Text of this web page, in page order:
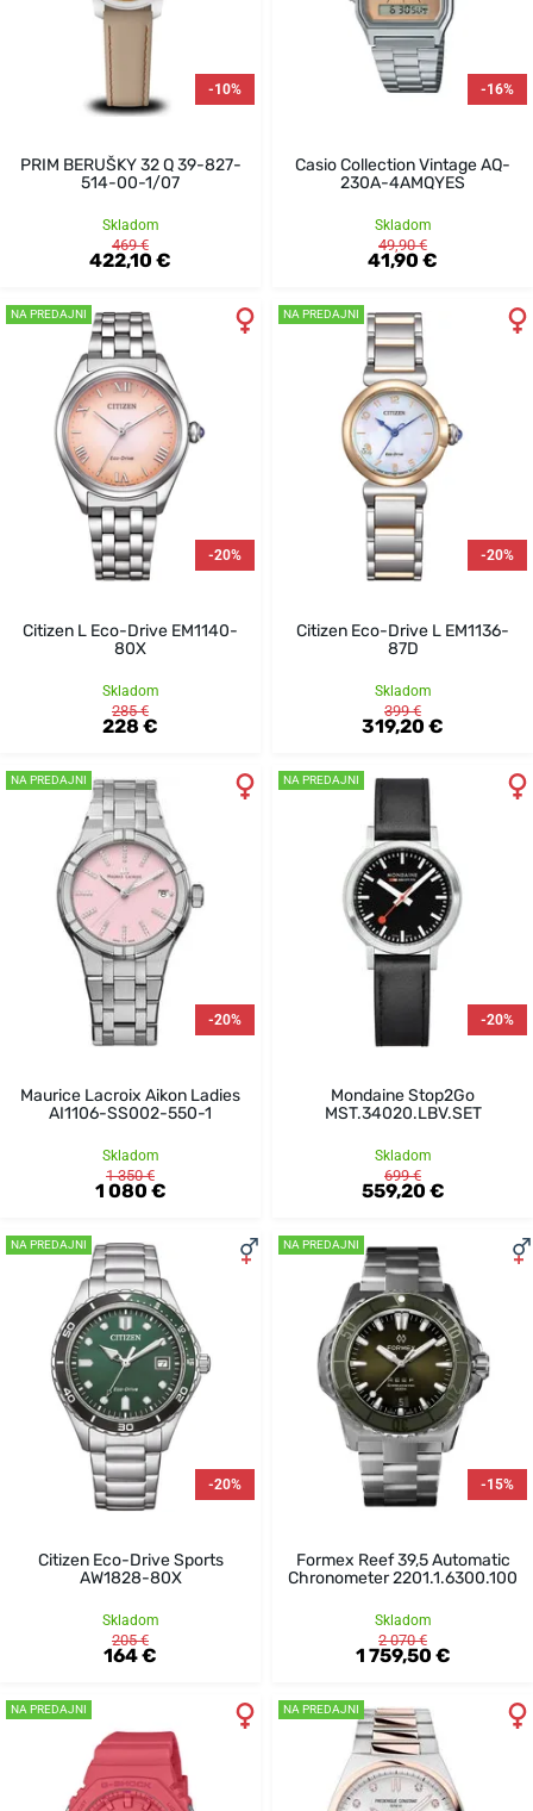
-10%
PRIM BERUŠKY 32 Q 39-827-
514-00-1/07
Skladom
469 €
422,10 €
-16%
Casio Collection Vintage AQ-
230A-4AMQYES
Skladom
49,90 €
41,90 €
NA PREDAJNI
-20%
Citizen L Eco-Drive EM1140-
80X
Skladom
285 €
228 €
NA PREDAJNI
-20%
Citizen Eco-Drive L EM1136-
87D
Skladom
399 €
319,20 €
NA PREDAJNI
-20%
Maurice Lacroix Aikon Ladies
AI1106-SS002-550-1
Skladom
1 350 €
1 080 €
NA PREDAJNI
-20%
Mondaine Stop2Go
MST.34020.LBV.SET
Skladom
699 €
559,20 €
NA PREDAJNI
-20%
Citizen Eco-Drive Sports
AW1828-80X
Skladom
205 €
164 €
NA PREDAJNI
-15%
Formex Reef 39,5 Automatic
Chronometer 2201.1.6300.100
Skladom
2 070 €
1 759,50 €
NA PREDAJNI NA PREDAJNI